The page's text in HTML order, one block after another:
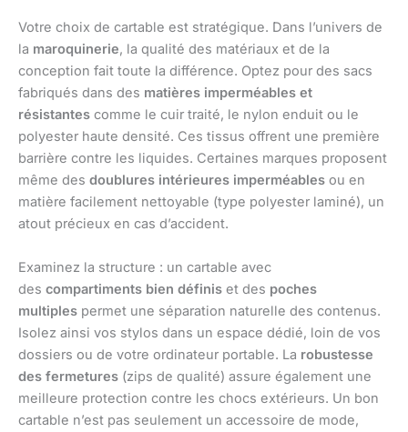
Votre choix de cartable est stratégique. Dans l’univers de
la maroquinerie, la qualité des matériaux et de la
conception fait toute la différence. Optez pour des sacs
fabriqués dans des matières imperméables et
résistantes comme le cuir traité, le nylon enduit ou le
polyester haute densité. Ces tissus offrent une première
barrière contre les liquides. Certaines marques proposent
même des doublures intérieures imperméables ou en
matière facilement nettoyable (type polyester laminé), un
atout précieux en cas d’accident.
Examinez la structure : un cartable avec
des compartiments bien définis et des poches
multiples permet une séparation naturelle des contenus.
Isolez ainsi vos stylos dans un espace dédié, loin de vos
dossiers ou de votre ordinateur portable. La robustesse
des fermetures (zips de qualité) assure également une
meilleure protection contre les chocs extérieurs. Un bon
cartable n’est pas seulement un accessoire de mode,